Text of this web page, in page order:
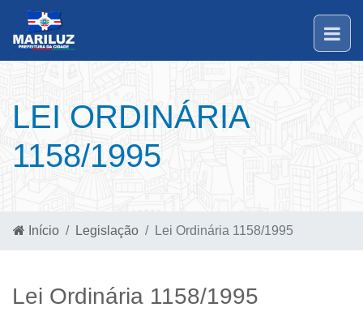
LEI ORDINÁRIA
1158/1995
Início Legislação Lei Ordinária 1158/1995
Lei Ordinária 1158/1995